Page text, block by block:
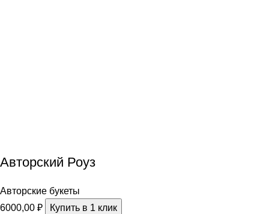
Авторский Роуз
Авторские букеты
6000,00 ₽
Купить в 1 клик